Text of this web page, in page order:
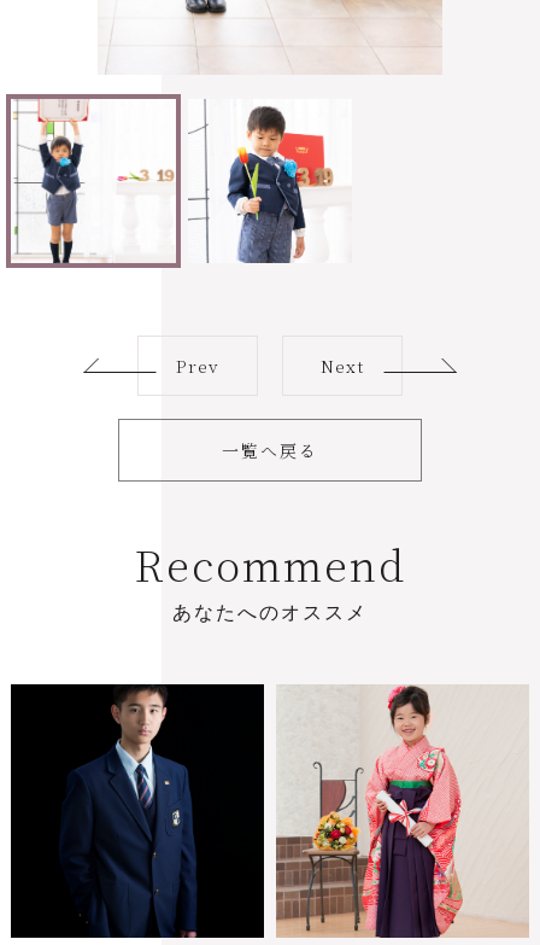
Prev
一覧へ戻る
Next
Recommend
あ な た へのオ ス ス メ